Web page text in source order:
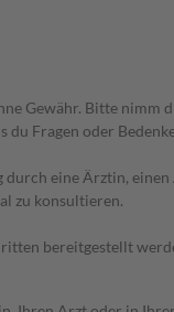
Gewähr. Bitte
Fragen oder
eine Ärztin,
zu konsultieren.
bereitgestellt